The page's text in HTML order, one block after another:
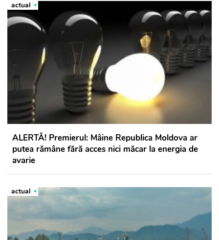
actual
ALERTĂ! Premierul: Mâine Republica Moldova ar
putea rămâne fără acces nici măcar la energia de
avarie
actual